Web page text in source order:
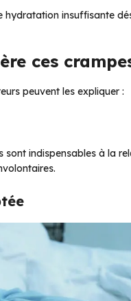
hydratation insuffisante
ces
peuvent les expliquer :
indispensables à la